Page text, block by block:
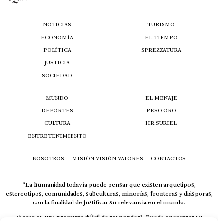
NOTICIAS
ECONOMÍA
POLÍTICA
JUSTICIA
SOCIEDAD
TURISMO
EL TIEMPO
SPREZZATURA
MUNDO
DEPORTES
CULTURA
ENTRETENIMIENTO
EL MENAJE
PESO ORO
HR SURIEL
NOSOTROS MISIÓN VISIÓN VALORES CONTACTOS
“La humanidad todavía puede pensar que existen arquetipos,
estereotipos, comunidades, subculturas, minorías, fronteras y diásporas,
con la finalidad de justificar su relevancia en el mundo.
¿Acaso es una pregunta difícil de responder? ¿Puede encontrar su